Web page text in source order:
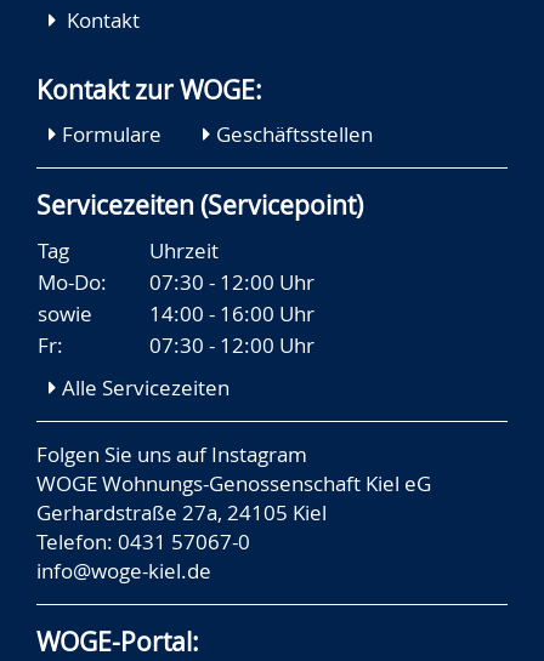
Kontakt
Kontakt zur WOGE:
Formulare Geschäftsstellen
Servicezeiten (Servicepoint)
Tag
Uhrzeit
Mo-Do:
07:30 - 12:00 Uhr
sowie
14:00 - 16:00 Uhr
Fr:
07:30 - 12:00 Uhr
Alle Servicezeiten
Folgen Sie uns aufInstagram
WOGE Wohnungs-Genossenschaft Kiel eG
Gerhardstraße 27a, 24105 Kiel
Telefon: 0431 57067-0
info@woge-kiel.de
WOGE-Portal: